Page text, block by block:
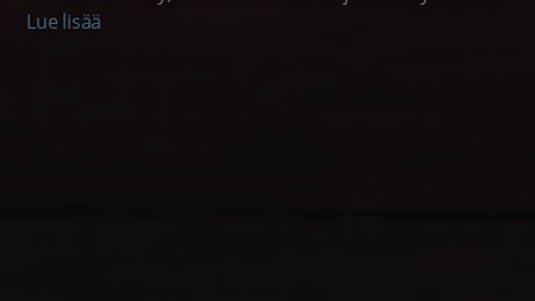
palaavat nimeämään seuraavan Master of 'Cue -
Lue lisää